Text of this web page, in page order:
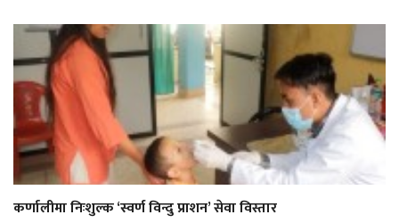
कर्णालीमा निःशुल्क ‘स्वर्ण विन्दु प्राशन’ सेवा विस्तार